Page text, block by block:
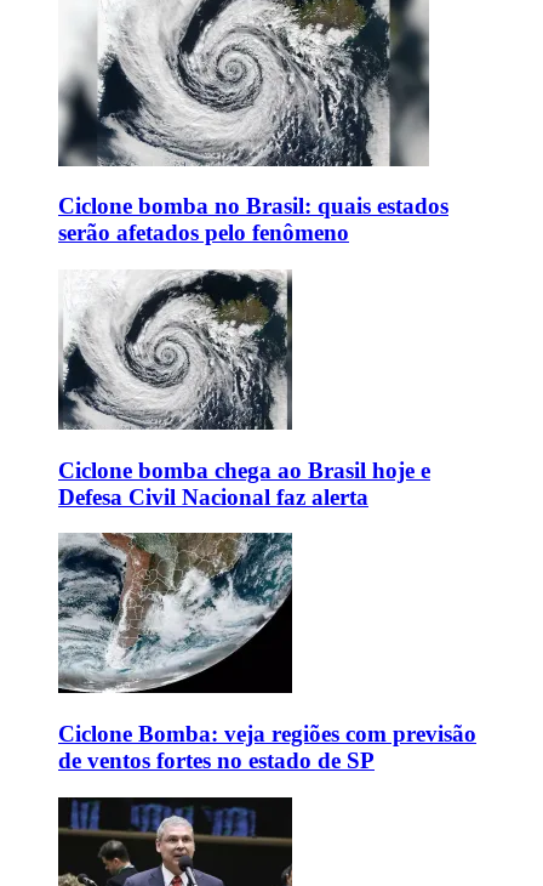
Ciclone bomba no Brasil: quais estados
serão afetados pelo fenômeno
Ciclone bomba chega ao Brasil hoje e
Defesa Civil Nacional faz alerta
Ciclone Bomba: veja regiões com previsão
de ventos fortes no estado de SP